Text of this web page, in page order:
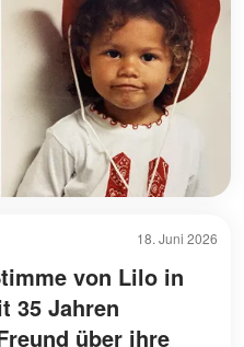
18. Juni 2026
von Lilo in
35 Jahren
über ihre